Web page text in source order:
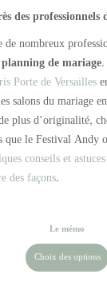
des
nombreux
planning de mariage
Porte de Versailles
salons du mariage
plus d’originalité,
que le Festival Andy
conseils et
des façons.
Le mémo
Choix des options